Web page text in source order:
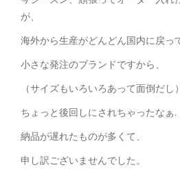
が、
海外から生産がどんどん国内に戻っ
小さな発注のブランドですから、
（サイズもいろいろあって面倒だし）
ちょっと後回しにされちゃったな
納品が遅れたものが多くて、
申し訳ございませんでした。